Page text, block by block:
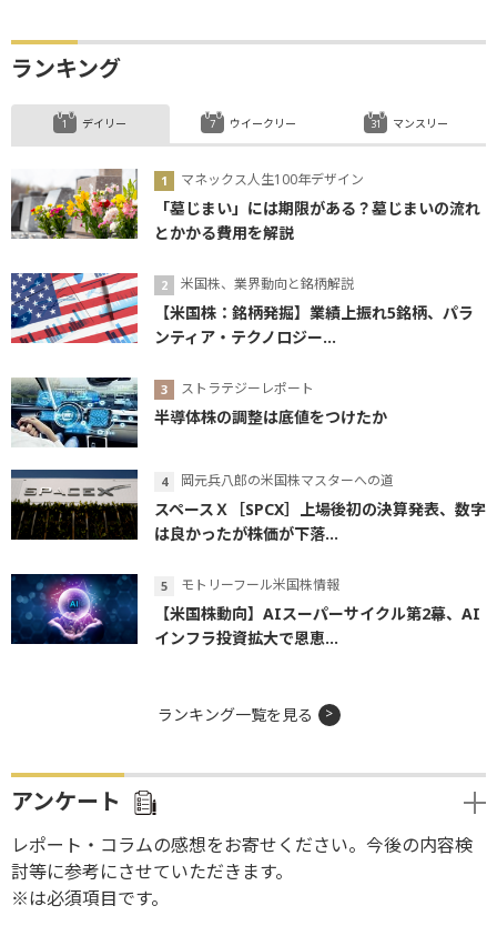
ランキング
デイリー
マネックス人生100年デザイン
「墓じまい」には期限がある？墓じまいの流れ
とかかる費用を解説
米国株、業界動向と銘柄解説
【米国株：銘柄発掘】業績上振れ5銘柄、パラ
ンティア・テクノロジー...
ストラテジーレポート
半導体株の調整は底値をつけたか
岡元兵八郎の米国株マスターへの道
スペースＸ［SPCX］上場後初の決算発表、数字
は良かったが株価が下落...
モトリーフール米国株情報
【米国株動向】AIスーパーサイクル第2幕、AI
インフラ投資拡大で恩恵...
ウイークリー マンスリー
ランキング一覧を見る
アンケート
レポート・コラムの感想をお寄せください。今後の内容検
討等に参考にさせていただきます。
※は必須項目です。